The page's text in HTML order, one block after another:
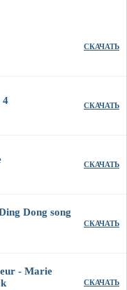
СКАЧАТЬ
4 СКАЧАТЬ
СКАЧАТЬ
Dong song
СКАЧАТЬ
- Marie
СКАЧАТЬ